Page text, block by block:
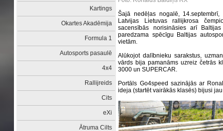
Kartings
Okartes Akadēmija
Formula 1
Autosports pasaulē
4x4
Rallijreids
Cits
eXi
Ātruma Cilts
Šajā nedēļas nogalē,
Latvijas Lietuvas rallijkrosa
sacensībās norisināsies arī
paredzama spēcīgu Baltijas
vietām.
Alūkojot dalībnieku sarakstus,
vārds bija pamanāms uzreiz četrās
3000 un SUPERCAR.
Portāls Go4speed sazinājās ar
ideja (startēt vairākās klasēs) bijusi